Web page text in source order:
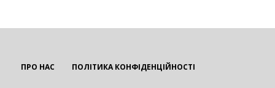
ПРО НАС ПОЛІТИКА КОНФІДЕНЦІЙНОСТІ